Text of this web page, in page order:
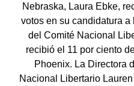
Nebraska, Laura Ebke,
votos en su candidatura
del Comité Nacional
recibió el 11 por ciento
Phoenix. La Directora
Nacional Libertario